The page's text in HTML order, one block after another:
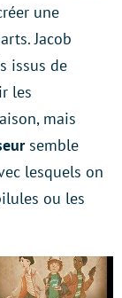
une
Jacob
issus de
les
mais
semble
lesquels on
ou les